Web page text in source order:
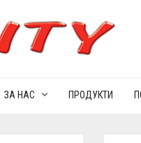
ЗА НАС ПРОДУКТИ